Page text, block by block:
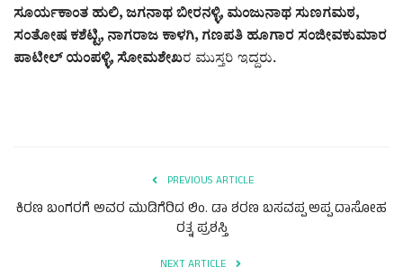
ಸೂರ್ಯಕಾಂತ ಹುಲಿ, ಜಗನಾಥ ಬೀರನಳ್ಳಿ, ಮಂಜುನಾಥ ಸುಣಗಮಠ,
ಸಂತೋಷ ಕಶೆಟ್ಟಿ, ನಾಗರಾಜ ಕಾಳಗಿ, ಗಣಪತಿ ಹೂಗಾರ ಸಂಜೀವಕುಮಾರ
ಪಾಟೀಲ್ ಯಂಪಳ್ಳಿ, ಸೋಮಶೇಖರ ಮುಸ್ತರಿ ಇದ್ದರು.
PREVIOUS ARTICLE
ಕಿರಣ ಬಂಗರಗೆ ಅವರ ಮುಡಿಗೆರಿದ ಲಿಂ. ಡಾ ಶರಣ ಬಸವಪ್ಪ ಅಪ್ಪ ದಾಸೋಹ
ರತ್ನ ಪ್ರಶಸ್ತಿ
NEXT ARTICLE